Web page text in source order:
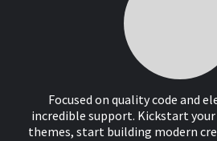
Focused on quality code and
incredible support. Kickstart
themes, start building modern